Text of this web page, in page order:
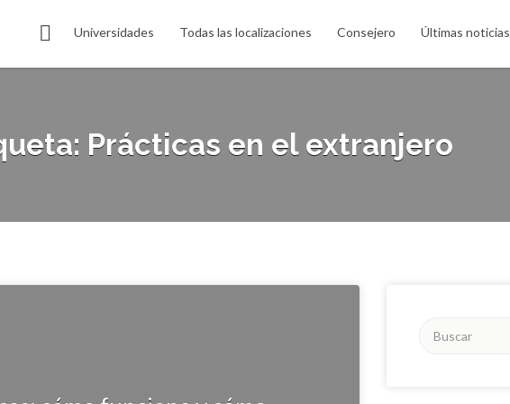
Universidades Todas las localizaciones Consejero Últimas noticias
Prácticas en el extranjero
Buscar